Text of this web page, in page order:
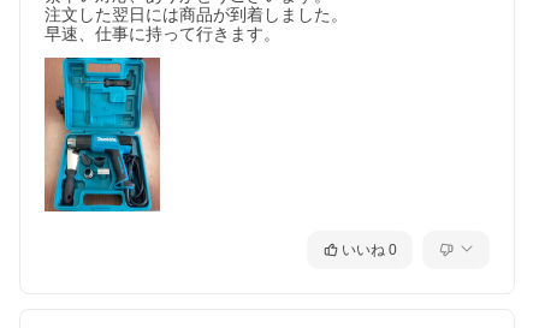
注文した翌日には商品が到着しました。
早速、仕事に持って行きます。
いいね 0